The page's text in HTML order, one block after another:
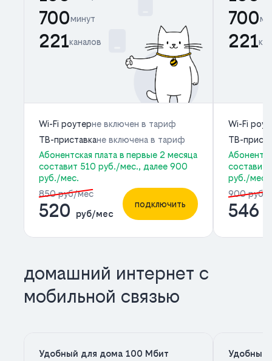
700минут
221каналов
Wi-Fi роутерне включен в тариф
ТВ-приставкане включена в тариф
Абонентская плата в первые 2 месяца
составит 510 руб./мес., далее 900
руб./мес.
850 руб/мес
520 руб/мес
подключить
700
221
Wi-Fi
ТВ-
составит
руб./мес.
900 руб/
546
домашний интернет с
мобильной связью
Удобный для дома 100 Мбит Удобный